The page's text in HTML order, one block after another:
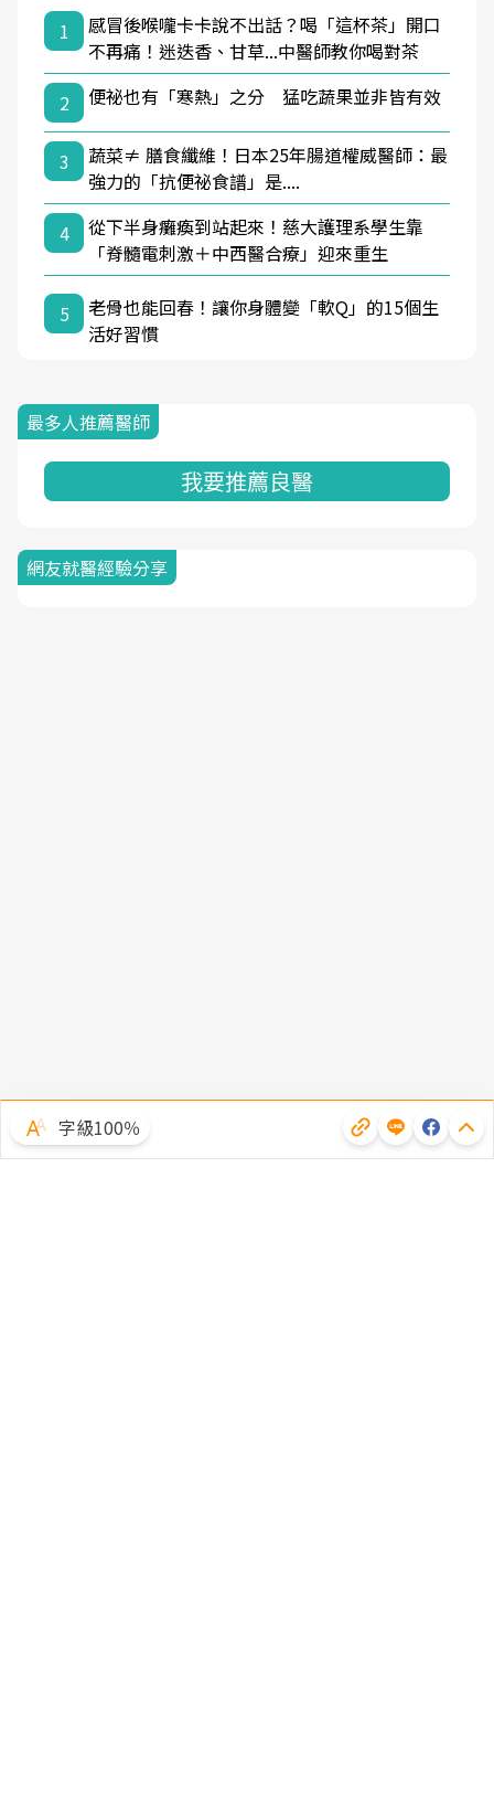
1
感冒後喉嚨卡卡說不出話？喝「這杯茶」開口
不再痛！迷迭香、甘草...中醫師教你喝對茶
2
便祕也有「寒熱」之分 猛吃蔬果並非皆有效
3
蔬菜≠ 膳食纖維！日本25年腸道權威醫師：最
強力的「抗便祕食譜」是....
4
從下半身癱瘓到站起來！慈大護理系學生靠
「脊髓電刺激＋中西醫合療」迎來重生
5
老骨也能回春！讓你身體變「軟Q」的15個生
活好習慣
最多人推薦醫師
我要推薦良醫
網友就醫經驗分享
字級100％